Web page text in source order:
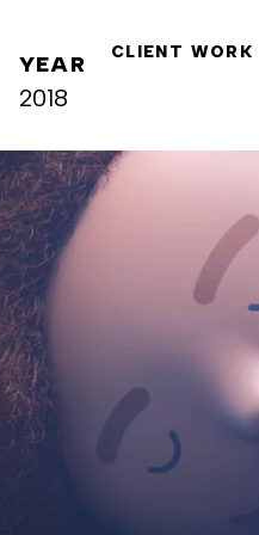
CLIENT WORK
YEAR
2018